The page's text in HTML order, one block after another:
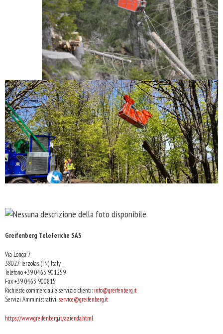
Greifenberg Teleferiche SAS
Via Longa 7
38027 Terzolas (TN) Italy
Telefono +39 0463 901259
Fax +39 0463 900815
Richieste commerciali e servizio clienti: info@greifenberg.it
Servizi Amministrativi: service@greifenberg.it
https://www.greifenberg.it/azienda.html